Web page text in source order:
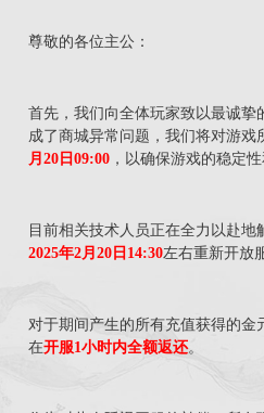
尊敬的各位主公：
首先，我们向全体玩家致以最诚挚
成了商城异常问题，我们将对游戏
月20日09:00 ，以确保游戏的稳定
目前相关技术人员正在全力以赴
2025年2月20日14:30左右重新开放
对于期间产生的所有充值获得的
在开服1小时内全额返还。